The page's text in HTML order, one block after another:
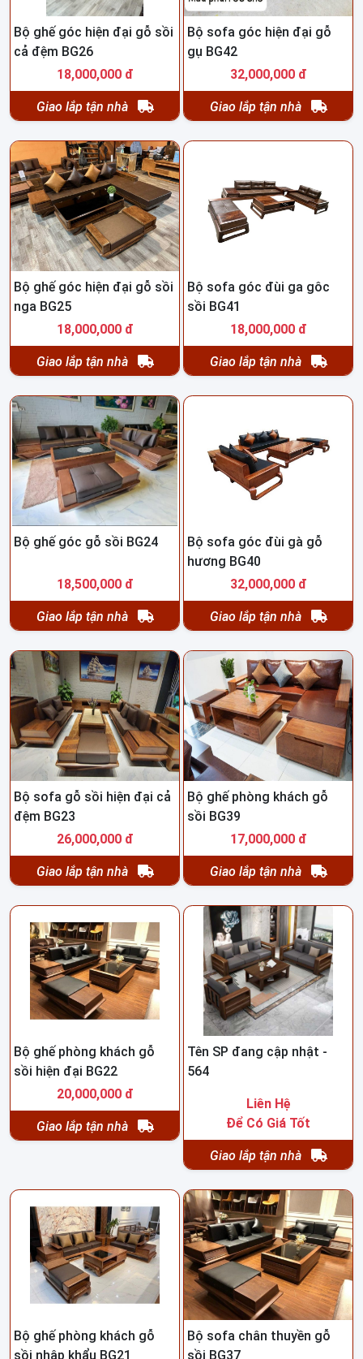
Bộ ghế góc hiện đại gỗ sồi
cả đệm BG26
18,000,000 đ
Giao lắp tận nhà
Bộ sofa góc hiện đại gỗ
gụ BG42
32,000,000 đ
Giao lắp tận nhà
Bộ ghế góc hiện đại gỗ sồi
nga BG25
18,000,000 đ
Giao lắp tận nhà
Bộ sofa góc đùi ga gôc
sồi BG41
18,000,000 đ
Giao lắp tận nhà
Bộ ghế góc gỗ sồi BG24
18,500,000 đ
Giao lắp tận nhà
Bộ sofa góc đùi gà gỗ
hương BG40
32,000,000 đ
Giao lắp tận nhà
Bộ sofa gỗ sồi hiện đại cả
đệm BG23
26,000,000 đ
Giao lắp tận nhà
Bộ ghế phòng khách gỗ
sồi BG39
17,000,000 đ
Giao lắp tận nhà
Bộ ghế phòng khách gỗ
sồi hiện đại BG22
20,000,000 đ
Giao lắp tận nhà
Tên SP đang cập nhật -
564
Liên Hệ
Để Có Giá Tốt
Giao lắp tận nhà
Bộ ghế phòng khách gỗ
sồi nhập khẩu BG21
Bộ sofa chân thuyền gỗ
sồi BG37